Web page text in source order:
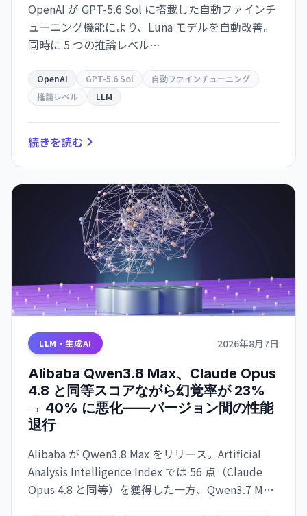
OpenAI が GPT-5.6 Sol に搭載した自動ファインチ
ューニング機能により、Luna モデルを自動改善。
同時に 5 つの推論レベル
モードの使い分けガイダンスを公開。開発者が最
適なトークン効率を実現する。
OpenAI GPT-5.6 Sol
自動ファインチューニング
推論レベル
LLM
続きを読む
LLM・生成AI 2026年8月7日
Alibaba Qwen3.8 Max、Claude Opus
4.8 と同等スコアながら幻覚率が 23%
→ 40% に悪化——バージョン間の性能
退行
Alibaba が Qwen3.8 Max をリリース。Artificial
Analysis Intelligence Index では 56 点（Claude
Opus 4.8 と同等）を獲得した一方、Qwen3.7 Max